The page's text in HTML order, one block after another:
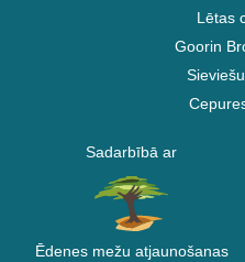
Lētas
Goorin
Sadarbībā ar
Ēdenes mežu atjaunošanas